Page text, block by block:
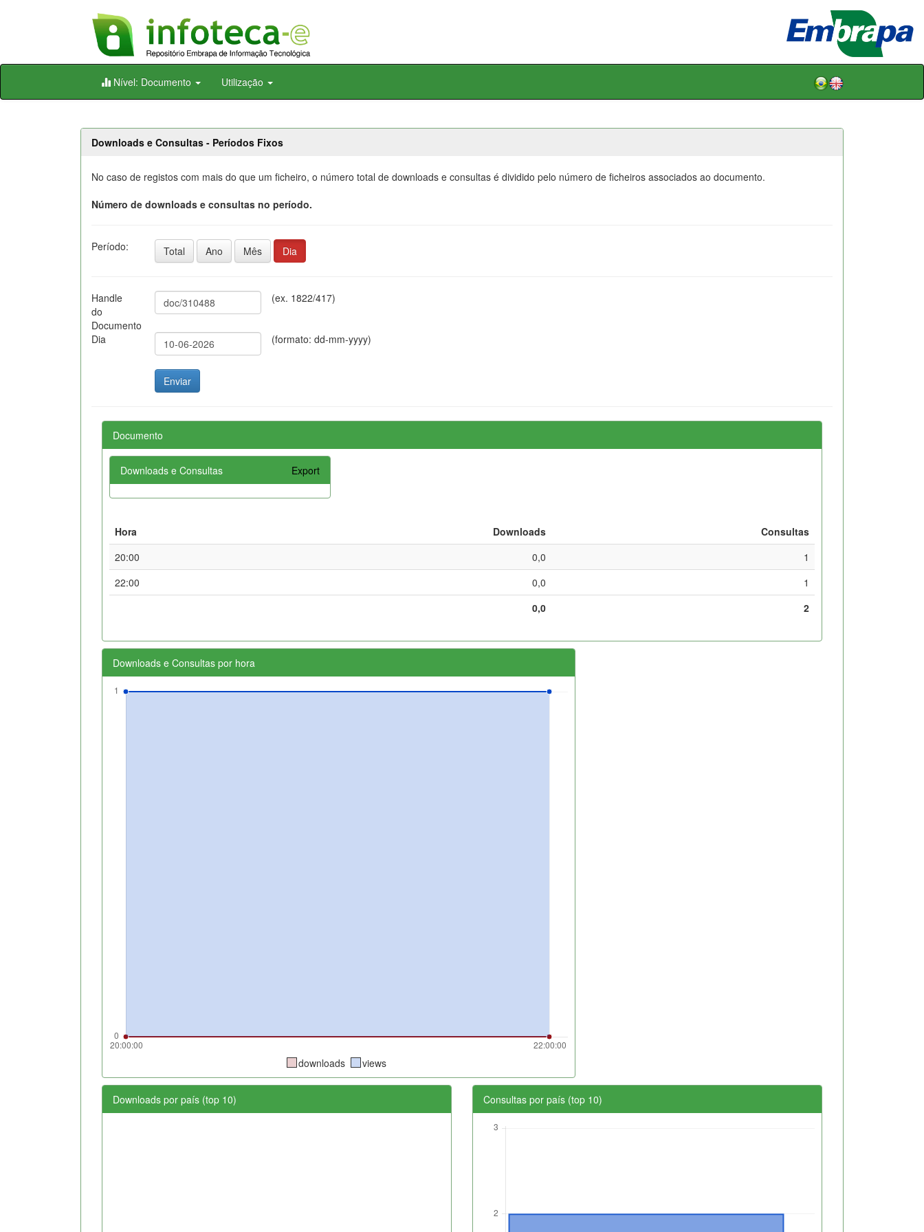
Skip
Nível: Documento Utilização
Downloads e Consultas - Períodos Fixos
No caso de registos com mais do que um ficheiro, o número total de downloads e consultas é dividido pelo número de ficheiros associados ao documento.
Número de downloads e consultas no período.
Período: Total Ano Mês Dia
Handle
do
Documento
(ex. 1822/417)
Dia (formato: dd-mm-yyyy)
Documento
Downloads e Consultas Export
Hora Downloads
Consultas
20:00
0,0
1
22:00
0,0
1
0,0
2
Downloads e Consultas por hora
downloads views
Downloads por país (top 10) Consultas por país (top 10)